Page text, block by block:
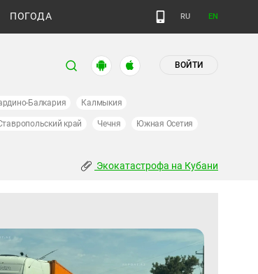
ПОГОДА RU EN
ВОЙТИ
Балкария Калмыкия
край Чечня Южная Осетия
Экокатастрофа на Кубани